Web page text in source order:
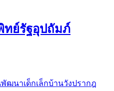
ทย์รัฐอุปถัมภ์